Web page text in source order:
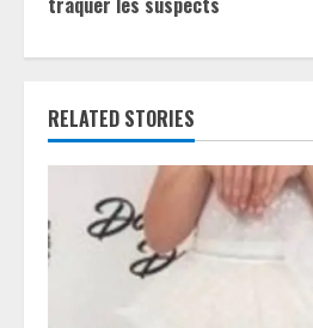
n
u
e
R
e
a
RELATED STORIES